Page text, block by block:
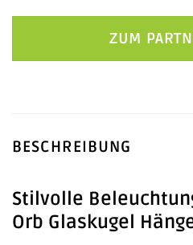
ZUM
BESCHREIBUNG
Stilvolle
Orb Glaskugel